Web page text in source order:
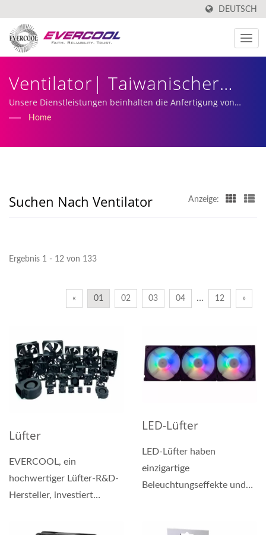
DEUTSCH
Ventilator| Taiwanischer
Hersteller Von Aluminium-
EVERCOOL
Unsere Dienstleistungen beinhalten die Anfertigung von
maßgeschneiderten DC-Lüftern und die Produktion und
Home
Suchen Nach Ventilator Anzeige:
Ergebnis 1 - 12 von 133
« 01 02 03 04 … 12 »
Lüfter
EVERCOOL, ein
hochwertiger Lüfter-R&D-
Hersteller, investiert
LED-Lüfter
LED-Lüfter haben
einzigartige
Beleuchtungseffekte und